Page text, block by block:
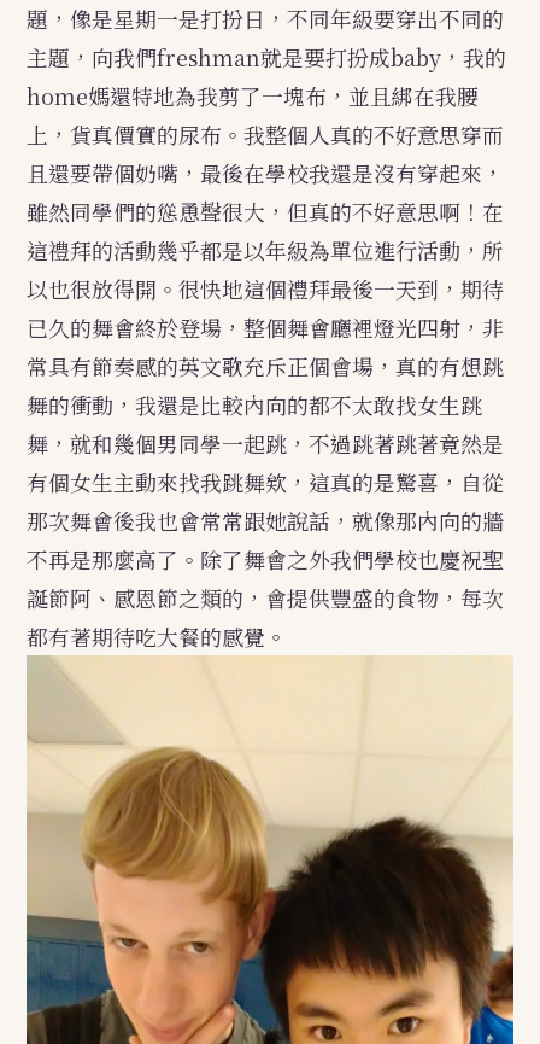
題，像是星期一是打扮日，不同年級要穿出不同的
主題，向我們freshman就是要打扮成baby，我的
home媽還特地為我剪了一塊布，並且綁在我腰
上，貨真價實的尿布。我整個人真的不好意思穿而
且還要帶個奶嘴，最後在學校我還是沒有穿起來，
雖然同學們的慫恿聲很大，但真的不好意思啊！在
這禮拜的活動幾乎都是以年級為單位進行活動，所
以也很放得開。很快地這個禮拜最後一天到，期待
已久的舞會終於登場，整個舞會廳裡燈光四射，非
常具有節奏感的英文歌充斥正個會場，真的有想跳
舞的衝動，我還是比較內向的都不太敢找女生跳
舞，就和幾個男同學一起跳，不過跳著跳著竟然是
有個女生主動來找我跳舞欸，這真的是驚喜，自從
那次舞會後我也會常常跟她說話，就像那內向的牆
不再是那麼高了。除了舞會之外我們學校也慶祝聖
誕節阿、感恩節之類的，會提供豐盛的食物，每次
都有著期待吃大餐的感覺。